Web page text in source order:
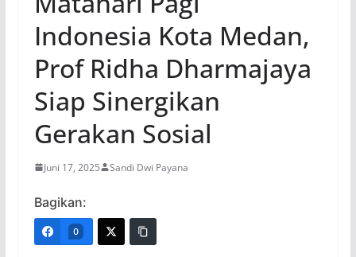
Indonesia Kota Medan,
Prof Ridha Dharmajaya
Siap Sinergikan
Gerakan Sosial
Juni 17, 2025 Sandi Dwi Payana
Bagikan:
0